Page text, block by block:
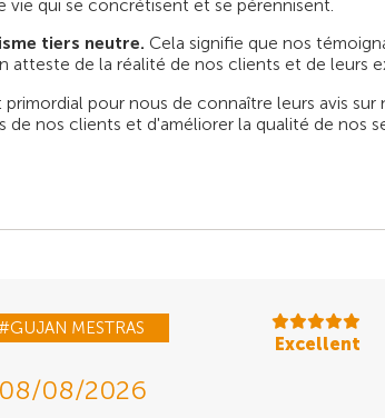
vie qui se concrétisent et se pérennisent.
tiers neutre. Cela signifie que nos
de la réalité de nos clients et de leurs
primordial pour nous de connaître leurs avis
nos clients et d'améliorer la qualité de nos
MESTRAS
Excellent
08/08/2026